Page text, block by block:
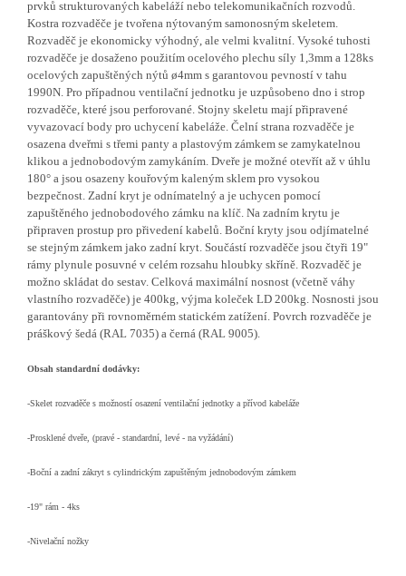
prvků strukturovaných kabeláží nebo telekomunikačních rozvodů.
Kostra rozvaděče je tvořena nýtovaným samonosným skeletem.
Rozvaděč je ekonomicky výhodný, ale velmi kvalitní. Vysoké tuhosti
rozvaděče je dosaženo použitím ocelového plechu síly 1,3mm a 128ks
ocelových zapuštěných nýtů ø4mm s garantovou pevností v tahu
1990N. Pro případnou ventilační jednotku je uzpůsobeno dno i strop
rozvaděče, které jsou perforované. Stojny skeletu mají připravené
vyvazovací body pro uchycení kabeláže. Čelní strana rozvaděče je
osazena dveřmi s třemi panty a plastovým zámkem se zamykatelnou
klikou a jednobodovým zamykáním. Dveře je možné otevřít až v úhlu
180° a jsou osazeny kouřovým kaleným sklem pro vysokou
bezpečnost. Zadní kryt je odnímatelný a je uchycen pomocí
zapuštěného jednobodového zámku na klíč. Na zadním krytu je
připraven prostup pro přivedení kabelů. Boční kryty jsou odjímatelné
se stejným zámkem jako zadní kryt. Součástí rozvaděče jsou čtyři 19"
rámy plynule posuvné v celém rozsahu hloubky skříně. Rozvaděč je
možno skládat do sestav. Celková maximální nosnost (včetně váhy
vlastního rozvaděče) je 400kg, výjma koleček LD 200kg. Nosnosti jsou
garantovány při rovnoměrném statickém zatížení. Povrch rozvaděče je
práškový šedá (RAL 7035) a černá (RAL 9005).
Obsah standardní dodávky:
-Skelet rozvaděče s možností osazení ventilační jednotky a přívod kabeláže
-Prosklené dveře, (pravé - standardní, levé - na vyžádání)
-Boční a zadní zákryt s cylindrickým zapuštěným jednobodovým zámkem
-19" rám - 4ks
-Nivelační nožky